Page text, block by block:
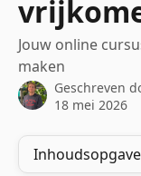
Jouw online
maken
Geschreven
18 mei 2026
Inhoudsopgave